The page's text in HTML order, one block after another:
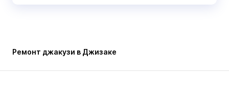
Ремонт джакузи в Джизаке